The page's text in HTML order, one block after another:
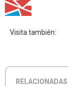
Visita también:
RELACIONADAS